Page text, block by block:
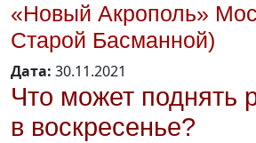
«Новый Акрополь»
Старой Басманной)
Дата: 30.11.2021
Что может поднять
в воскресенье?